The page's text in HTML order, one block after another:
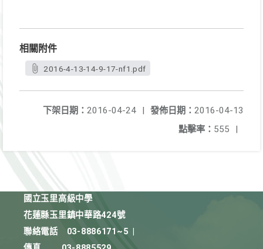
相關附件
2016-4-13-14-9-17-nf1.pdf
發佈日期： 2016-04-13
下架日期： 2016-04-24
|
點擊率： 555 |
國立玉里高級中學
花蓮縣玉里鎮中華路424號
聯絡電話
03-8886171~5